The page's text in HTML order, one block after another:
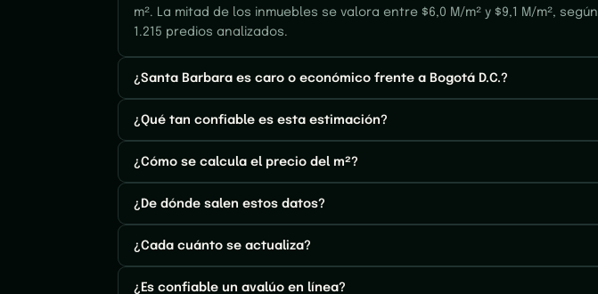
m². La mitad de los inmuebles se valora entre $6,0 M/m² y $9,1 M/m², según
1.215 predios analizados.
¿Santa Barbara es caro o económico frente a Bogotá D.C.?
¿Qué tan confiable es esta estimación?
¿Cómo se calcula el precio del m²?
¿De dónde salen estos datos?
¿Cada cuánto se actualiza?
¿Es confiable un avalúo en línea?